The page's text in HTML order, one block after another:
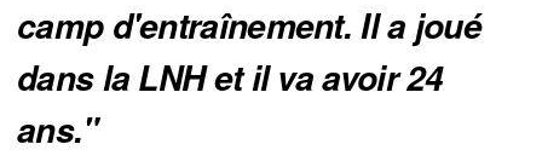
camp d'entraînement. Il a joué
dans la LNH et il va avoir 24
ans."